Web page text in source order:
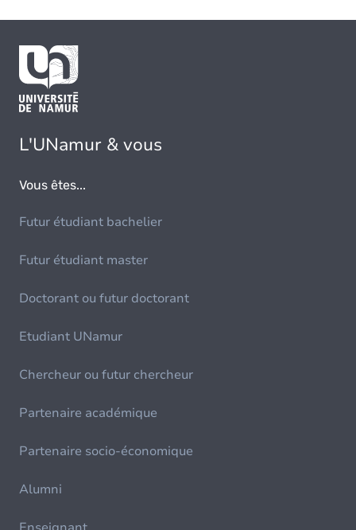
L'UNamur & vous
Vous êtes...
Futur étudiant bachelier
Futur étudiant master
Doctorant ou futur doctorant
Etudiant UNamur
Chercheur ou futur chercheur
Partenaire académique
Partenaire socio-économique
Alumni